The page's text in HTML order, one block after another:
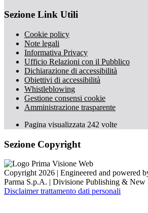
Sezione Link Utili
Cookie policy
Note legali
Informativa Privacy
Ufficio Relazioni con il Pubblico
Dichiarazione di accessibilità
Obiettivi di accessibilità
Whistleblowing
Gestione consensi cookie
Amministrazione trasparente
Pagina visualizzata 242 volte
Sezione Copyright
Copyright 2026 | Engineered and powered
Parma S.p.A. | Divisione Publishing & New
Disclaimer trattamento dati personali